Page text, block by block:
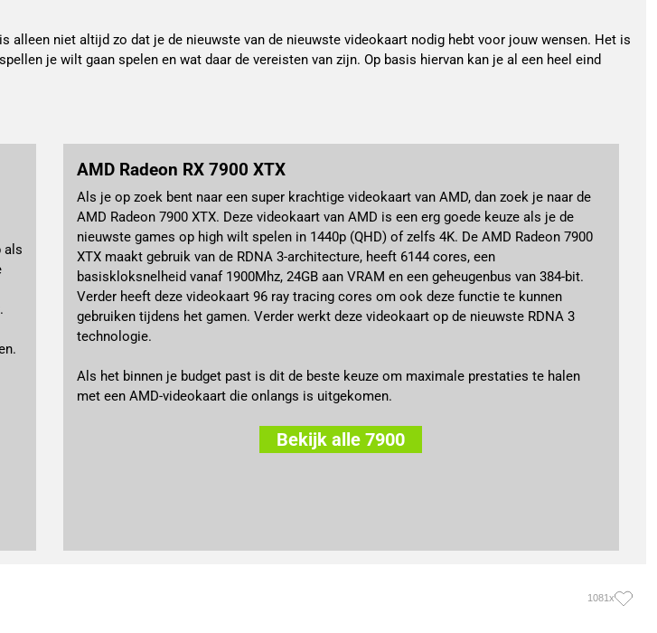
niet altijd zo dat je de nieuwste van de nieuwste videokaart nodig hebt voor jouw wensen. Het is
je wilt gaan spelen en wat daar de vereisten van zijn. Op basis hiervan kan je al een heel eind
als
AMD Radeon RX 7900 XTX
Als je op zoek bent naar een super krachtige videokaart van AMD, dan zoek je naar de
AMD Radeon 7900 XTX. Deze videokaart van AMD is een erg goede keuze als je de
nieuwste games op high wilt spelen in 1440p (QHD) of zelfs 4K. De AMD Radeon 7900
XTX maakt gebruik van de RDNA 3-architecture, heeft 6144 cores, een
basiskloksnelheid vanaf 1900Mhz, 24GB aan VRAM en een geheugenbus van 384-bit.
Verder heeft deze videokaart 96 ray tracing cores om ook deze functie te kunnen
gebruiken tijdens het gamen. Verder werkt deze videokaart op de nieuwste RDNA 3
technologie.
Als het binnen je budget past is dit de beste keuze om maximale prestaties te halen
met een AMD-videokaart die onlangs is uitgekomen.
Bekijk alle 7900
1081x